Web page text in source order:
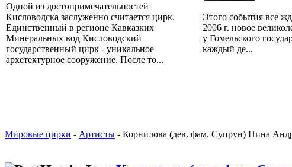
Одной из достопримечательностей
Кисловодска заслуженно считается цирк.
Единственный в регионе Кавказких
Минеральных вод Кисловодский
государственный цирк - уникальное
архетектурное сооружение. После то...
Этого события все
2006 г. новое
у Гомельского
каждый де...
Мировые цирки - Артисты - Корнилова (дев. фам. Супрун) Нина